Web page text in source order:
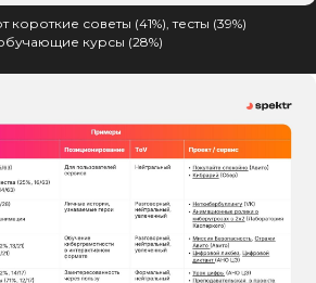
короткие советы (41%), тесты (39%)
курсы (28%)